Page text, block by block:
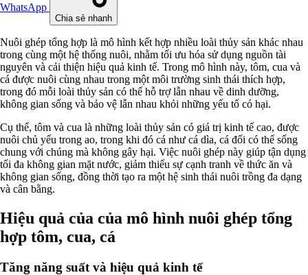
WhatsApp
Chia sẻ nhanh
Nuôi ghép tổng hợp là mô hình kết hợp nhiều loài thủy sản khác nhau
trong cùng một hệ thống nuôi, nhằm tối ưu hóa sử dụng nguồn tài
nguyên và cải thiện hiệu quả kinh tế. Trong mô hình này, tôm, cua và
cá được nuôi cùng nhau trong một môi trường sinh thái thích hợp,
trong đó mỗi loài thủy sản có thể hỗ trợ lẫn nhau về dinh dưỡng,
không gian sống và bảo vệ lẫn nhau khỏi những yếu tố có hại.
Cụ thể, tôm và cua là những loài thủy sản có giá trị kinh tế cao, được
nuôi chủ yếu trong ao, trong khi đó cá như cá dìa, cá đối có thể sống
chung với chúng mà không gây hại. Việc nuôi ghép này giúp tận dụng
tối đa không gian mặt nước, giảm thiểu sự cạnh tranh về thức ăn và
không gian sống, đồng thời tạo ra một hệ sinh thái nuôi trồng đa dạng
và cân bằng.
Hiệu quả của của mô hình nuôi ghép tổng
hợp tôm, cua, cá
Tăng năng suất và hiệu quả kinh tế